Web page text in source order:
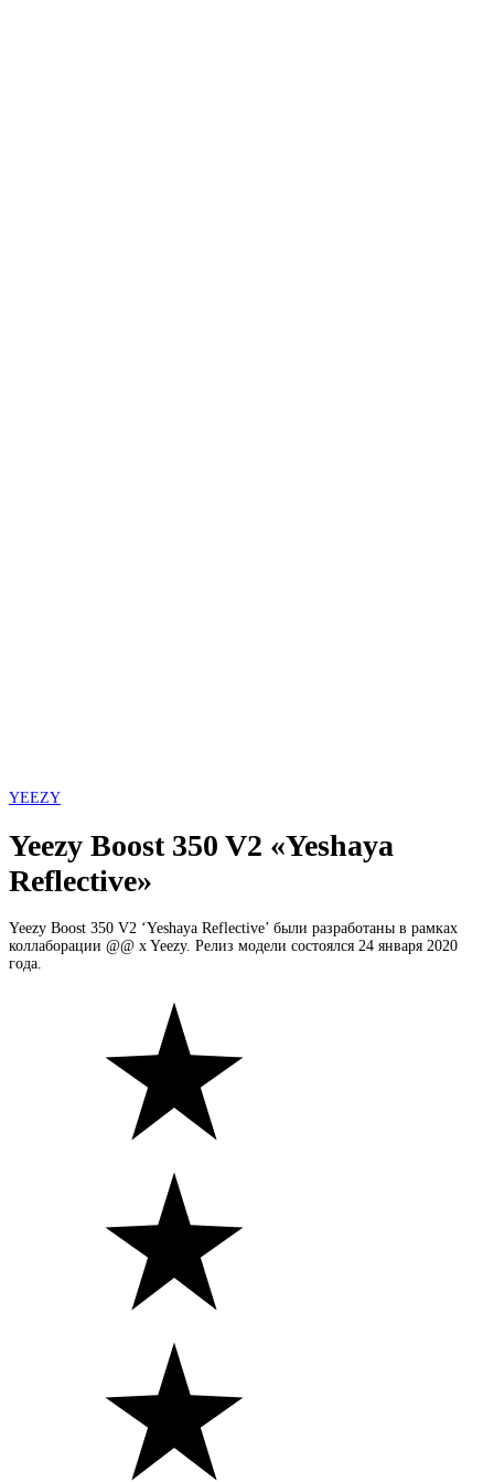
YEEZY
Yeezy Boost 350 V2 «Yeshaya
Reflective»
Yeezy Boost 350 V2 ‘Yeshaya Reflective’ были разработаны в рамках
коллаборации @@ x Yeezy. Релиз модели состоялся 24 января 2020
года.